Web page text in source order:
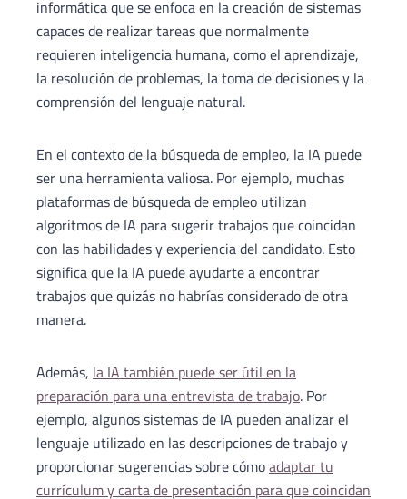
informática que se enfoca en la creación de sistemas
capaces de realizar tareas que normalmente
requieren inteligencia humana, como el aprendizaje,
la resolución de problemas, la toma de decisiones y la
comprensión del lenguaje natural.
En el contexto de la búsqueda de empleo, la IA puede
ser una herramienta valiosa. Por ejemplo, muchas
plataformas de búsqueda de empleo utilizan
algoritmos de IA para sugerir trabajos que coincidan
con las habilidades y experiencia del candidato. Esto
significa que la IA puede ayudarte a encontrar
trabajos que quizás no habrías considerado de otra
manera.
Además, la IA también puede ser útil en la
preparación para una entrevista de trabajo. Por
ejemplo, algunos sistemas de IA pueden analizar el
lenguaje utilizado en las descripciones de trabajo y
proporcionar sugerencias sobre cómoadaptar tu
currículum y carta de presentación para que coincidan